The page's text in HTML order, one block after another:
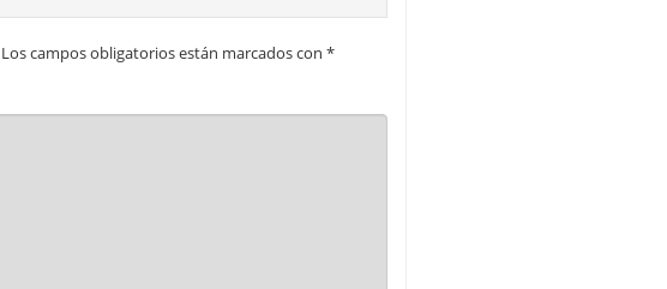
Los campos obligatorios están marcados con *